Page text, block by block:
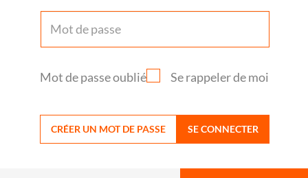
Mot de passe oublié Se rappeler de moi
CRÉER UN MOT DE PASSE SE CONNECTER